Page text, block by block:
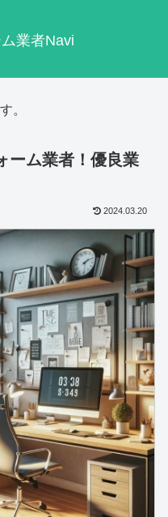
業者Navi
。
ーム業者！優良業
2024.03.20